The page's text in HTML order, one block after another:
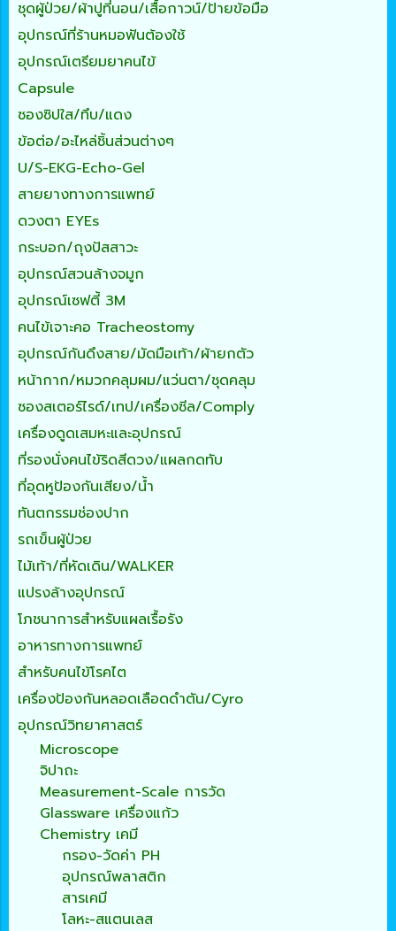
ชุดผู้ป่วย/ผ้าปูที่นอน/เสื้อกาวน์/ป้ายข้อมือ
อุปกรณ์ที่ร้านหมอฟันต้องใช้
อุปกรณ์เตรียมยาคนไข้
Capsule
ซองซิปใส/ทึบ/แดง
ข้อต่อ/อะไหล่ชิ้นส่วนต่างๆ
U/S-EKG-Echo-Gel
สายยางทางการแพทย์
ดวงตา EYEs
กระบอก/ถุงปัสสาวะ
อุปกรณ์สวนล้างจมูก
อุปกรณ์เซฟตี้ 3M
คนไข้เจาะคอ Tracheostomy
อุปกรณ์กันดึงสาย/มัดมือเท้า/ผ้ายกตัว
หน้ากาก/หมวกคลุมผม/แว่นตา/ชุดคลุม
ซองสเตอร์ไรด์/เทป/เครื่องซีล/Comply
เครื่องดูดเสมหะและอุปกรณ์
ที่รองนั่งคนไข้ริดสีดวง/แผลกดทับ
ที่อุดหูป้องกันเสียง/น้ำ
ทันตกรรมช่องปาก
รถเข็นผู้ป่วย
ไม้เท้า/ที่หัดเดิน/WALKER
แปรงล้างอุปกรณ์
โภชนาการสำหรับแผลเรื้อรัง
อาหารทางการแพทย์
สำหรับคนไข้โรคไต
เครื่องป้องกันหลอดเลือดดำตัน/Cyro
อุปกรณ์วิทยาศาสตร์
Microscope
จิปาถะ
Measurement-Scale การวัด
Glassware เครื่องแก้ว
Chemistry เคมี
กรอง-วัดค่า PH
อุปกรณ์พลาสติก
สารเคมี
โลหะ-สแตนเลส